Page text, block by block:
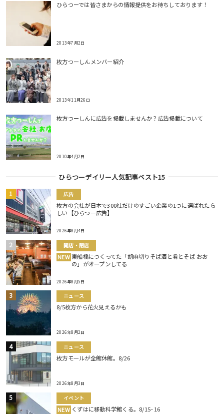
ひらつーでは皆さまからの情報提供をお待ちしております！
2013年7月2日
枚方つーしんメンバー紹介
2013年11月26日
枚方つーしんに広告を掲載しませんか？広告掲載について
2010年4月2日
ひらつーデイリー人気記事ベスト15
広告
枚方の会社が日本で300社だけのすごい企業の1つに選ばれたら
しい【ひらつー広告】
2026年8月4日
開店・閉店
NEW 東船橋につくってた「胡麻切りそば酒と肴とそば おお
の」がオープンしてる
2026年8月5日
ニュース
8/5枚方から花火見えるかも
2026年8月2日
ニュース
枚方モールが全館休館。8/26
2026年8月3日
イベント
NEW くずはに移動科学館くる。8/15･16